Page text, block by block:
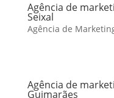
Agência de
Seixal
Agência de
Agência de
Guimarães